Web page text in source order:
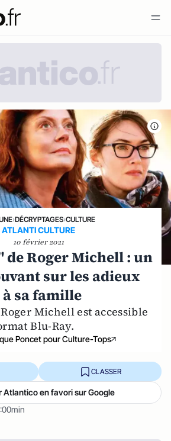
›DÉCRYPTAGES›CULTURE
ATLANTI CULTURE
10 février 2021
Roger Michell : un
sur les adieux
à sa famille
Michell est accessible
Blu-Ray.
Poncet pour Culture-Tops
CLASSER
Atlantico en favori sur Google